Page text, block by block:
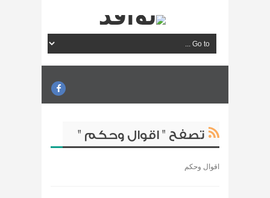
تصفح " اقوال وحكم "
اقوال وحكم